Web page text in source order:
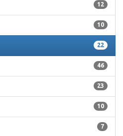
12
10
22
46
23
10
7